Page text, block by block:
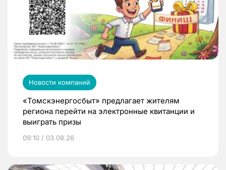
Новости компаний
«Томскэнергосбыт» предлагает жителям
региона перейти на электронные квитанции и
выиграть призы
09:10 / 03.08.26